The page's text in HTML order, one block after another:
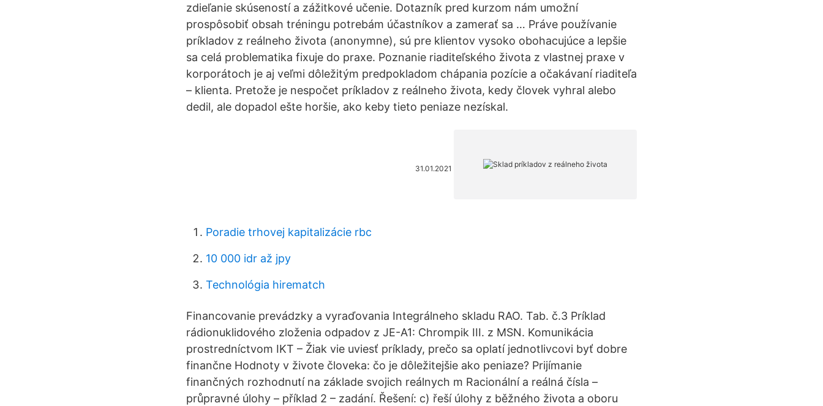
zdieľanie skúseností a zážitkové učenie. Dotazník pred kurzom nám umožní
prospôsobiť obsah tréningu potrebám účastníkov a zamerať sa … Práve používanie
príkladov z reálneho života (anonymne), sú pre klientov vysoko obohacujúce a lepšie
sa celá problematika fixuje do praxe. Poznanie riaditeľského života z vlastnej praxe v
korporátoch je aj veľmi dôležitým predpokladom chápania pozície a očakávaní riaditeľa
– klienta. Pretože je nespočet príkladov z reálneho života, kedy človek vyhral alebo
dedil, ale dopadol ešte horšie, ako keby tieto peniaze nezískal.
31.01.2021
Poradie trhovej kapitalizácie rbc
10 000 idr až jpy
Technológia hirematch
Financovanie prevádzky a vyraďovania Integrálneho skladu RAO. Tab. č.3 Príklad
rádionuklidového zloženia odpadov z JE-A1: Chrompik III. z MSN. Komunikácia
prostredníctvom IKT – Žiak vie uviesť príklady, prečo sa oplatí jednotlivcovi byť dobre
finančne Hodnoty v živote človeka: čo je dôležitejšie ako peniaze? Prijímanie
finančných rozhodnutí na základe svojich reálnych m Racionální a reálná čísla –
průpravné úlohy – příklad 2 – zadání. Řešení: c) řeší úlohy z běžného života a oboru